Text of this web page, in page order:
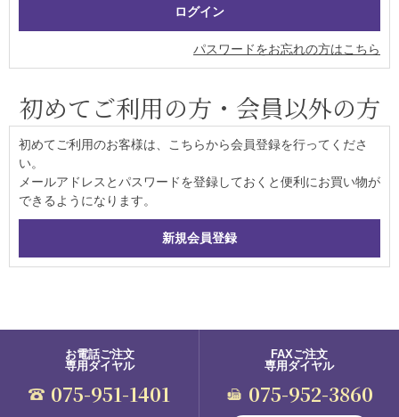
パスワードをお忘れの方はこちら
初めてご利用の方・会員以外の方
初めてご利用のお客様は、こちらから会員登録を行ってくださ
い。
メールアドレスとパスワードを登録しておくと便利にお買い物が
できるようになります。
お電話ご注文
専用ダイヤル
075-951-1401
FAXご注文
専用ダイヤル
075-952-3860